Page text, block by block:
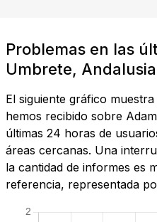
Problemas en las
Umbrete, Andalusia
El siguiente gráfico
hemos recibido sobre
últimas 24 horas de
áreas cercanas. Una
la cantidad de informes es
referencia, representada